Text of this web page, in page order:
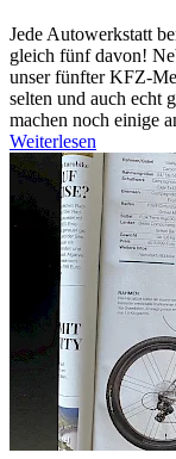
Jede Autowerkstatt
gleich fünf davon!
unser fünfter KFZ-
selten und auch echt
machen noch einige
Weiterlesen